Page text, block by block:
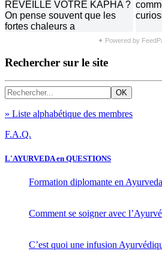
✦ Powered by
Rechercher sur le site
» Liste alphabétique des membres
F.A.Q.
L'AYURVEDA en QUESTIONS
Formation diplomante en Ayurveda
Comment se soigner avec
C’est quoi une infusion